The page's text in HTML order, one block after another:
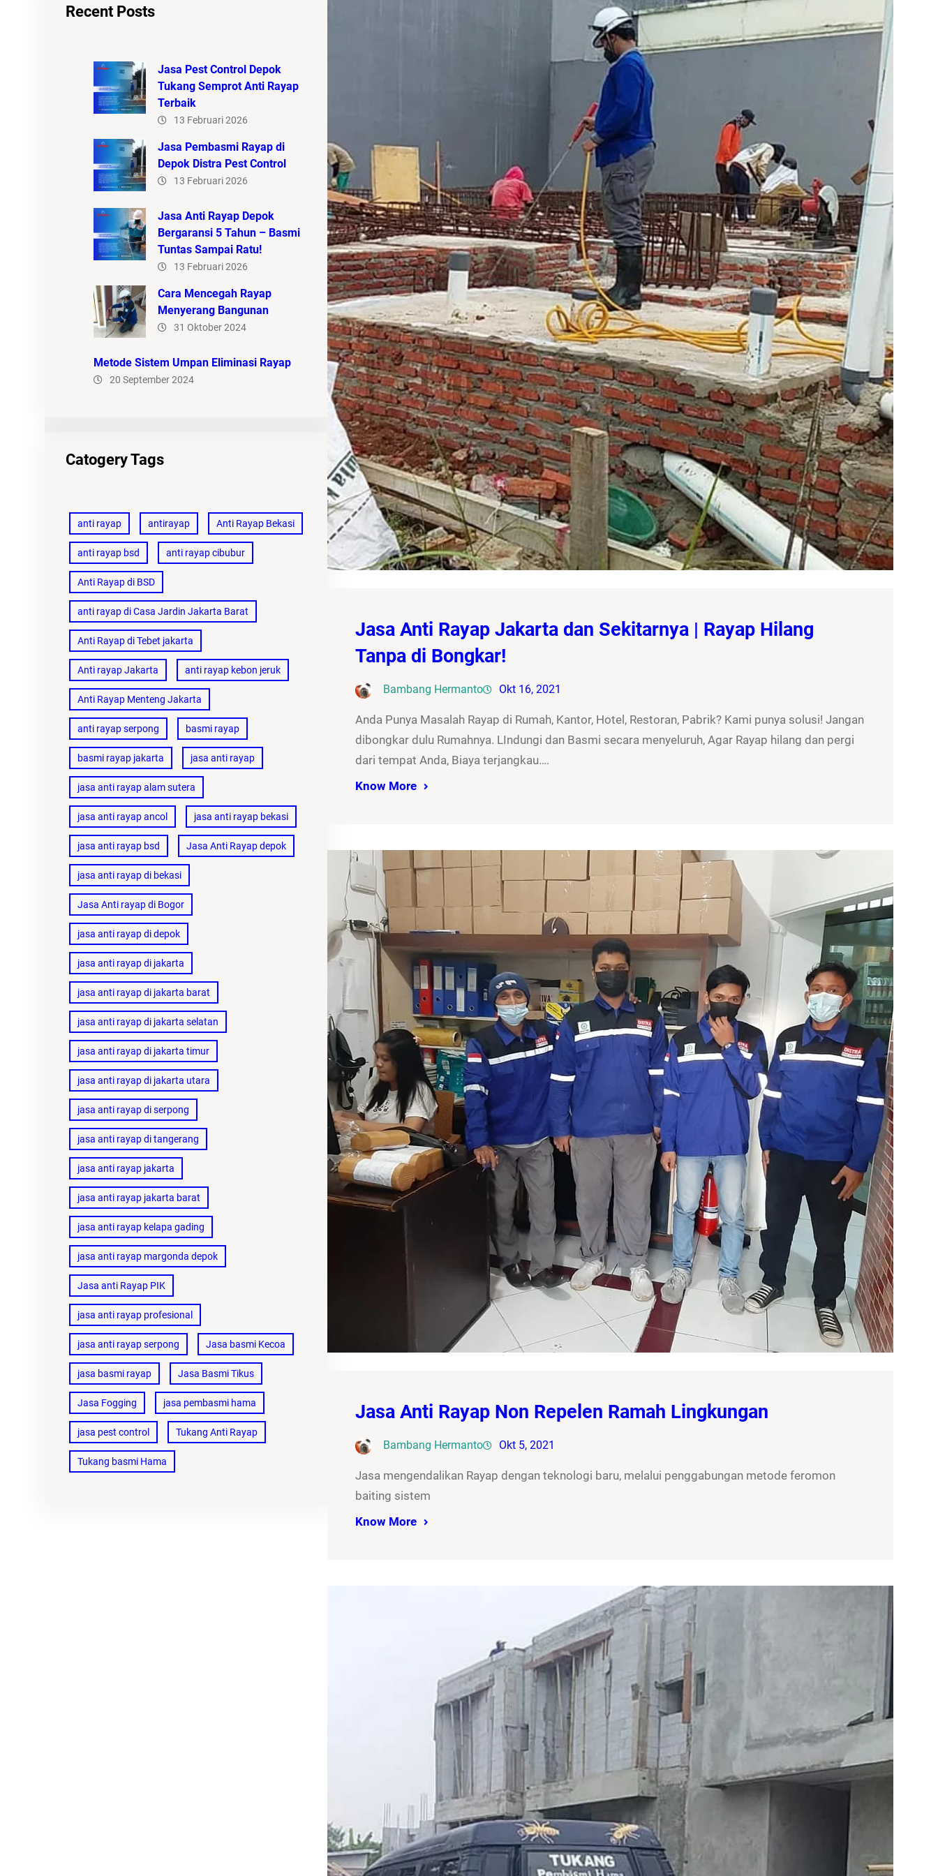
Recent Posts
Jasa Pest Control Depok
Tukang Semprot Anti Rayap
Terbaik
13 Februari 2026
Jasa Pembasmi Rayap di
Depok Distra Pest Control
13 Februari 2026
Jasa Anti Rayap Depok
Bergaransi 5 Tahun – Basmi
Tuntas Sampai Ratu!
13 Februari 2026
Cara Mencegah Rayap
Menyerang Bangunan
31 Oktober 2024
Metode Sistem Umpan Eliminasi Rayap
20 September 2024
Catogery Tags
anti rayap antirayap Anti Rayap Bekasi
anti rayap bsd anti rayap cibubur
Anti Rayap di BSD
anti rayap di Casa Jardin Jakarta Barat
Anti Rayap di Tebet jakarta
Anti rayap Jakarta anti rayap kebon jeruk
Anti Rayap Menteng Jakarta
anti rayap serpong basmi rayap
basmi rayap jakarta jasa anti rayap
jasa anti rayap alam sutera
jasa anti rayap ancol jasa anti rayap bekasi
jasa anti rayap bsd Jasa Anti Rayap depok
jasa anti rayap di bekasi
Jasa Anti rayap di Bogor
jasa anti rayap di depok
jasa anti rayap di jakarta
jasa anti rayap di jakarta barat
jasa anti rayap di jakarta selatan
jasa anti rayap di jakarta timur
jasa anti rayap di jakarta utara
jasa anti rayap di serpong
jasa anti rayap di tangerang
jasa anti rayap jakarta
jasa anti rayap jakarta barat
jasa anti rayap kelapa gading
jasa anti rayap margonda depok
Jasa anti Rayap PIK
jasa anti rayap profesional
jasa anti rayap serpong Jasa basmi Kecoa
jasa basmi rayap Jasa Basmi Tikus
Jasa Fogging jasa pembasmi hama
jasa pest control Tukang Anti Rayap
Tukang basmi Hama
Jasa Anti Rayap Jakarta dan Sekitarnya | Rayap Hilang
Tanpa di Bongkar!
Bambang Hermanto Okt 16, 2021
Anda Punya Masalah Rayap di Rumah, Kantor, Hotel, Restoran, Pabrik? Kami punya solusi! Jangan
dibongkar dulu Rumahnya. LIndungi dan Basmi secara menyeluruh, Agar Rayap hilang dan pergi
dari tempat Anda, Biaya terjangkau….
Know More
Jasa Anti Rayap Non Repelen Ramah Lingkungan
Bambang Hermanto Okt 5, 2021
Jasa mengendalikan Rayap dengan teknologi baru, melalui penggabungan metode feromon
baiting sistem
Know More